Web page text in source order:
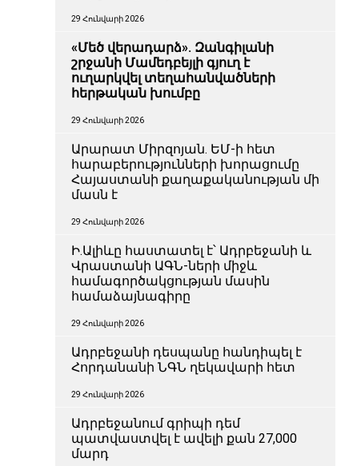
29 Հունվարի 2026
«Մեծ վերադարձ». Զանգիլանի
շրջանի Մամեդբեյլի գյուղ է
ուղարկվել տեղահանվածների
հերթական խումբը
29 Հունվարի 2026
Արարատ Միրզոյան. ԵՄ-ի հետ
հարաբերությունների խորացումը
Հայաստանի քաղաքականության մի
մասն է
29 Հունվարի 2026
Ի.Ալիևը հաստատել է՝ Ադրբեջանի և
Վրաստանի ԱԳՆ-ների միջև
համագործակցության մասին
համաձայնագիրը
29 Հունվարի 2026
Ադրբեջանի դեսպանը հանդիպել է
Հորդանանի ՆԳՆ ղեկավարի հետ
29 Հունվարի 2026
Ադրբեջանում գրիպի դեմ
պատվաստվել է ավելի քան 27,000
մարդ